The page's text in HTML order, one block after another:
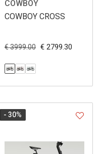
COWBOY
COWBOY CROSS
€ 3999.00 € 2799.30
- 30%